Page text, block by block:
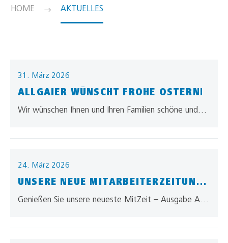
HOME AKTUELLES
31. März 2026
ALLGAIER WÜNSCHT FROHE OSTERN!
Wir wünschen Ihnen und Ihren Familien schöne und
Freude und gemeinsamer Momente sein. Ein…
24. März 2026
UNSERE NEUE MITARBEITERZEITUNG
IST DA!
Genießen Sie unsere neueste MitZeit – Ausgabe April
Vielfalt in Logistik!